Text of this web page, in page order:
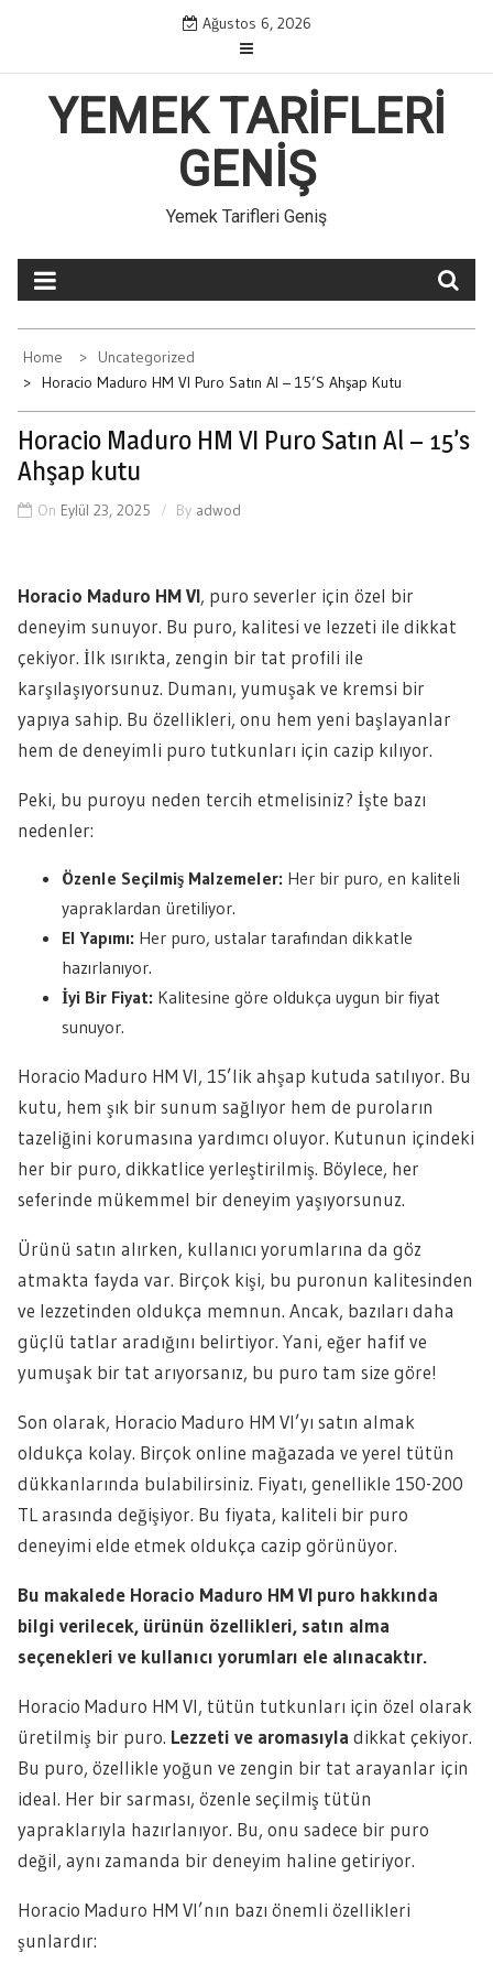
content
Ağustos 6, 2026
YEMEK TARIFLERI
GENIŞ
Yemek Tarifleri Geniş
Home
Uncategorized
Horacio Maduro HM VI Puro Satın Al – 15’s Ahşap Kutu
Horacio Maduro HM VI Puro Satın Al – 15’s
Ahşap kutu
On Eylül 23, 2025 By adwod
Horacio Maduro HM VI, puro severler için özel bir
deneyim sunuyor. Bu puro, kalitesi ve lezzeti ile dikkat
çekiyor. İlk ısırıkta, zengin bir tat profili ile
karşılaşıyorsunuz. Dumanı, yumuşak ve kremsi bir
yapıya sahip. Bu özellikleri, onu hem yeni başlayanlar
hem de deneyimli puro tutkunları için cazip kılıyor.
Peki, bu puroyu neden tercih etmelisiniz? İşte bazı
nedenler:
Özenle Seçilmiş Malzemeler: Her bir puro, en kaliteli
yapraklardan üretiliyor.
El Yapımı: Her puro, ustalar tarafından dikkatle
hazırlanıyor.
İyi Bir Fiyat: Kalitesine göre oldukça uygun bir fiyat
sunuyor.
Horacio Maduro HM VI, 15’lik ahşap kutuda satılıyor. Bu
kutu, hem şık bir sunum sağlıyor hem de puroların
tazeliğini korumasına yardımcı oluyor. Kutunun içindeki
her bir puro, dikkatlice yerleştirilmiş. Böylece, her
seferinde mükemmel bir deneyim yaşıyorsunuz.
Ürünü satın alırken, kullanıcı yorumlarına da göz
atmakta fayda var. Birçok kişi, bu puronun kalitesinden
ve lezzetinden oldukça memnun. Ancak, bazıları daha
güçlü tatlar aradığını belirtiyor. Yani, eğer hafif ve
yumuşak bir tat arıyorsanız, bu puro tam size göre!
Son olarak, Horacio Maduro HM VI’yı satın almak
oldukça kolay. Birçok online mağazada ve yerel tütün
dükkanlarında bulabilirsiniz. Fiyatı, genellikle 150-200
TL arasında değişiyor. Bu fiyata, kaliteli bir puro
deneyimi elde etmek oldukça cazip görünüyor.
Bu makalede Horacio Maduro HM VI puro hakkında
bilgi verilecek, ürünün özellikleri, satın alma
seçenekleri ve kullanıcı yorumları ele alınacaktır.
Horacio Maduro HM VI, tütün tutkunları için özel olarak
üretilmiş bir puro. Lezzeti ve aromasıyla dikkat çekiyor.
Bu puro, özellikle yoğun ve zengin bir tat arayanlar için
ideal. Her bir sarması, özenle seçilmiş tütün
yapraklarıyla hazırlanıyor. Bu, onu sadece bir puro
değil, aynı zamanda bir deneyim haline getiriyor.
Horacio Maduro HM VI’nın bazı önemli özellikleri
şunlardır: